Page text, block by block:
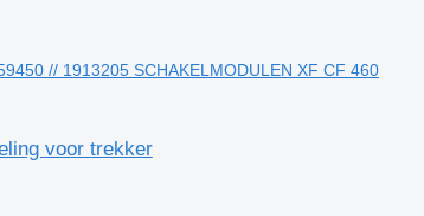
// 1913205 SCHAKELMODULEN XF CF 460
voor trekker